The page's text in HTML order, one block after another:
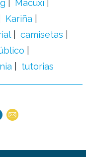
Macuxi
Kariña
camisetas
tutorias